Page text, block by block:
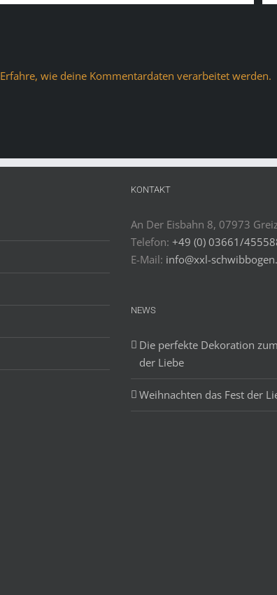
Erfahre, wie deine Kommentardaten verarbeitet werden.
KONTAKT
An Der Eisbahn 8, 07973
Telefon: +49 (0) 03661/
E-Mail: info@xxl-
NEWS
Die perfekte Dekoration
der Liebe
Weihnachten das Fest der